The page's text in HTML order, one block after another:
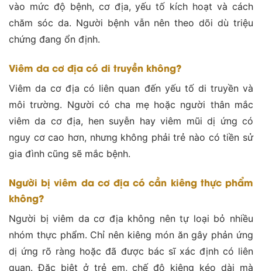
vào mức độ bệnh, cơ địa, yếu tố kích hoạt và cách
chăm sóc da. Người bệnh vẫn nên theo dõi dù triệu
chứng đang ổn định.
Viêm da cơ địa có di truyền không?
Viêm da cơ địa có liên quan đến yếu tố di truyền và
môi trường. Người có cha mẹ hoặc người thân mắc
viêm da cơ địa, hen suyễn hay viêm mũi dị ứng có
nguy cơ cao hơn, nhưng không phải trẻ nào có tiền sử
gia đình cũng sẽ mắc bệnh.
Người bị viêm da cơ địa có cần kiêng thực phẩm
không?
Người bị viêm da cơ địa không nên tự loại bỏ nhiều
nhóm thực phẩm. Chỉ nên kiêng món ăn gây phản ứng
dị ứng rõ ràng hoặc đã được bác sĩ xác định có liên
quan. Đặc biệt ở trẻ em, chế độ kiêng kéo dài mà